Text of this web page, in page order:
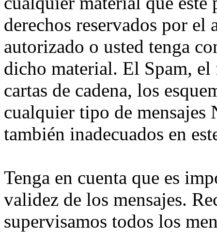
derechos reservados por el
autorizado o usted tenga
dicho material. El Spam,
cartas de cadena, los
cualquier tipo de
también inadecuados en
Tenga en cuenta que es
validez de los mensajes.
supervisamos todos los